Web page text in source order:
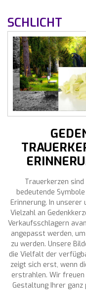
SCHLICHT
Trauerkerzen
bedeutende
Erinnerung. In unserer
Vielzahl an
Verkaufsschlagern
angepasst werden,
zu werden. Unsere
die Vielfalt der
zeigt sich erst, wenn
erstrahlen. Wir freuen
Gestaltung Ihrer